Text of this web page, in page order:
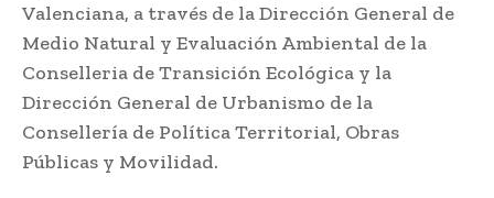
Valenciana, a través de la Dirección General de
Medio Natural y Evaluación Ambiental de la
Conselleria de Transición Ecológica y la
Dirección General de Urbanismo de la
Consellería de Política Territorial, Obras
Públicas y Movilidad.